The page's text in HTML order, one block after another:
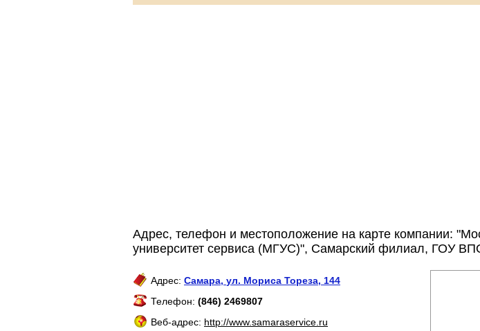
Адрес, телефон и местоположение на карте компании:
университет сервиса (МГУС)", Самарский филиал, ГОУ
Адрес: Самара, ул. Мориса Тореза, 144
Телефон: (846) 2469807
Веб-адрес: http://www.samaraservice.ru